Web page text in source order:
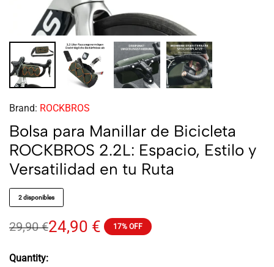
Brand: ROCKBROS
Bolsa para Manillar de Bicicleta
ROCKBROS 2.2L: Espacio, Estilo y
Versatilidad en tu Ruta
2 disponibles
29,90€24,90 € 17% OFF
Quantity: